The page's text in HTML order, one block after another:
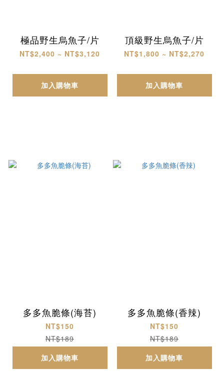
極品野生烏魚子/片
NT$2,400 ~ NT$3,120
加入購物車
頂級野生烏魚子/片
NT$1,800 ~ NT$2,270
加入購物車
多多魚脆條(海苔)
NT$150
NT$189
加入購物車
多多魚脆條(香辣)
NT$150
NT$189
加入購物車